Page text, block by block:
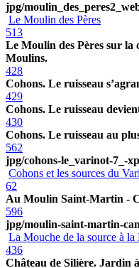
jpg/
Le Moulin des Pères
513
Le Moulin des Pères sur la
Moulins.
428
Cohons. Le ruisseau
429
Cohons. Le ruisseau
430
Cohons. Le ruisseau au
562
jpg/cohons-le_varinot-7_-
Cohons et les sources du
62
Au Moulin Saint-Martin -
596
jpg/moulin-saint-martin-
La Mouche de la source à la
436
Château de Silière. Jardin